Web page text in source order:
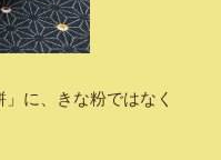
に、きな粉ではなく